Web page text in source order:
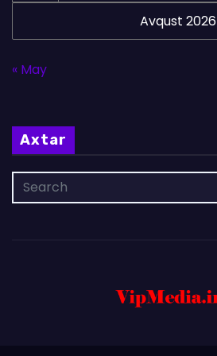
Avqust 2026
« May
Axtar